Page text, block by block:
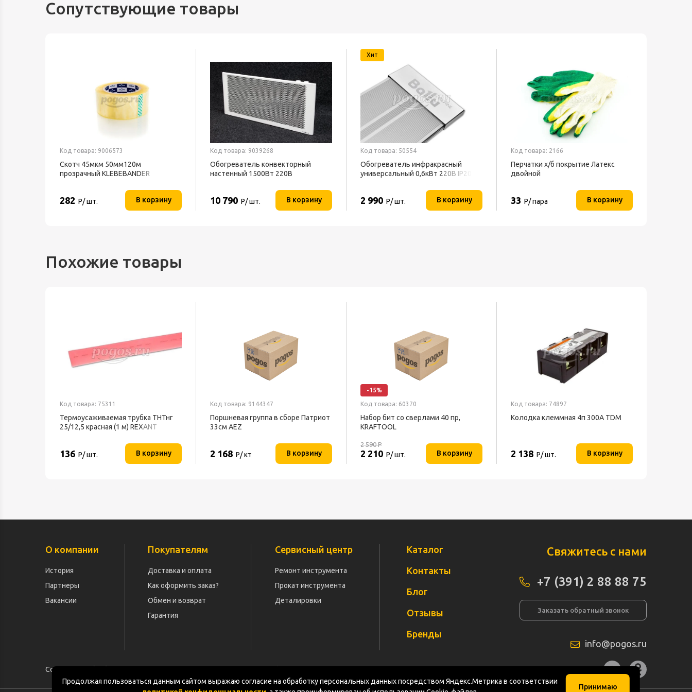
Сопутствующие товары
Код товара: 9006573
Скотч 45мкм 50мм120м
прозрачный KLEBEBANDER
282 Р/ шт. В корзину
Код товара: 9039268
Обогреватель конвекторный
настенный 1500Вт 220В
10 790 Р/ шт. В корзину
Хит
Код товара: 50554
Обогреватель инфракрасный
универсальный 0,6кВт 220В IP20
2 990 Р/ шт. В корзину
Код товара: 2166
Перчатки х/б покрытие Латекс
двойной
33 Р/ пара В корзину
Похожие товары
Код товара: 75311
Термоусаживаемая трубка ТНТнг
25/12,5 красная (1 м) REXANT
136 Р/ шт. В корзину
Код товара: 9144347
Поршневая группа в сборе Патриот
33см AEZ
2 168 Р/ кт В корзину
-15%
Код товара: 60370
Набор бит со сверлами 40 пр,
KRAFTOOL
2 590Р
2 210 Р/ шт. В корзину
Код товара: 74897
Колодка клеммная 4п 300А TDM
2 138 Р/ шт. В корзину
Продолжая пользоваться данным сайтом выражаю согласие на обработку персональных данных посредством Яндекс.Метрика в соответствии
Принимаю
О компании
История
Партнеры
Вакансии
Покупателям
Доставка и оплата
Как оформить заказ?
Обмен и возврат
Гарантия
Сервисный центр
Ремонт инструмента
Прокат инструмента
Деталировки
Каталог
Контакты
Блог
Отзывы
Бренды
Свяжитесь с нами
+7 (391) 2 88 88 75
Заказать обратный звонок
info@pogos.ru
Согласие на обработку персональных данных Политика конфиденциальности Документация Карта сайта